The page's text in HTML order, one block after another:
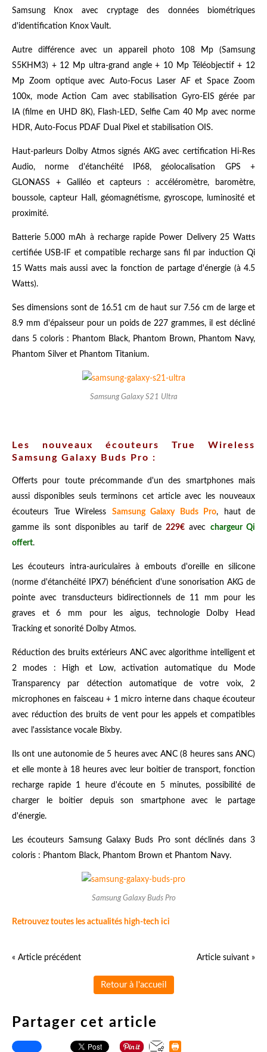
Samsung Knox avec cryptage des données biométriques
d'identification Knox Vault.
Autre différence avec un appareil photo 108 Mp (Samsung
S5KHM3) + 12 Mp ultra-grand angle + 10 Mp Téléobjectif + 12
Mp Zoom optique avec Auto-Focus Laser AF et Space Zoom
100x, mode Action Cam avec stabilisation Gyro-EIS gérée par
IA (filme en UHD 8K), Flash-LED, Selfie Cam 40 Mp avec norme
HDR, Auto-Focus PDAF Dual Pixel et stabilisation OIS.
Haut-parleurs Dolby Atmos signés AKG avec certification Hi-Res
Audio, norme d'étanchéité IP68, géolocalisation GPS +
GLONASS + Galiléo et capteurs : accéléromètre, baromètre,
boussole, capteur Hall, géomagnétisme, gyroscope, luminosité et
proximité.
Batterie 5.000 mAh à recharge rapide Power Delivery 25 Watts
certifiée USB-IF et compatible recharge sans fil par induction Qi
15 Watts mais aussi avec la fonction de partage d'énergie (à 4.5
Watts).
Ses dimensions sont de 16.51 cm de haut sur 7.56 cm de large et
8.9 mm d'épaisseur pour un poids de 227 grammes, il est décliné
dans 5 coloris : Phantom Black, Phantom Brown, Phantom Navy,
Phantom Silver et Phantom Titanium.
Samsung Galaxy S21 Ultra
Les nouveaux écouteurs True Wireless
Samsung Galaxy Buds Pro :
Offerts pour toute précommande d'un des smartphones mais
aussi disponibles seuls terminons cet article avec les nouveaux
écouteurs True Wireless Samsung Galaxy Buds Pro, haut de
gamme ils sont disponibles au tarif de229€ avec chargeur Qi
offert.
Les écouteurs intra-auriculaires à embouts d'oreille en silicone
(norme d'étanchéité IPX7) bénéficient d'une sonorisation AKG de
pointe avec transducteurs bidirectionnels de 11 mm pour les
graves et 6 mm pour les aigus, technologie Dolby Head
Tracking et sonorité Dolby Atmos.
Réduction des bruits extérieurs ANC avec algorithme intelligent et
2 modes : High et Low, activation automatique du Mode
Transparency par détection automatique de votre voix, 2
microphones en faisceau + 1 micro interne dans chaque écouteur
avec réduction des bruits de vent pour les appels et compatibles
avec l'assistance vocale Bixby.
Ils ont une autonomie de 5 heures avec ANC (8 heures sans ANC)
et elle monte à 18 heures avec leur boitier de transport, fonction
recharge rapide 1 heure d'écoute en 5 minutes, possibilité de
charger le boitier depuis son smartphone avec le partage
d'énergie.
Les écouteurs Samsung Galaxy Buds Pro sont déclinés dans 3
coloris : Phantom Black, Phantom Brown et Phantom Navy.
Samsung Galaxy Buds Pro
Retrouvez toutes les actualités high-tech ici
« Article précédent Article suivant »
Retour à l'accueil
Partager cet article